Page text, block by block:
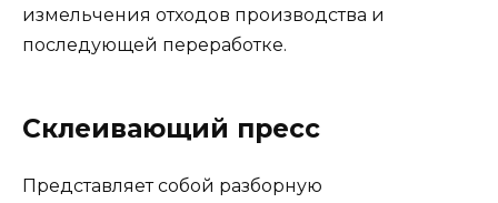
измельчения отходов производства и
последующей переработке.
Склеивающий пресс
Представляет собой разборную